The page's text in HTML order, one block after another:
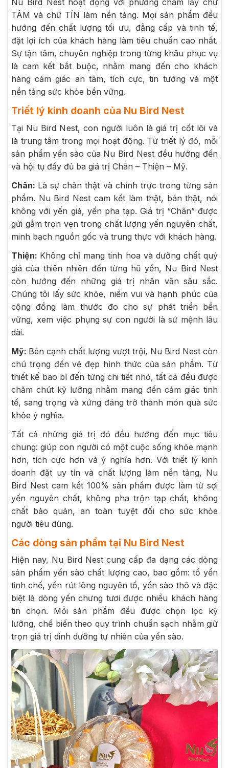
TÂM và chữ TÍN làm nền tảng. Mọi sản phẩm đều
hướng đến chất lượng tối ưu, đẳng cấp và tinh tế,
đặt lợi ích của khách hàng làm tiêu chuẩn cao nhất.
Sự tận tâm, chuyên nghiệp trong từng khâu phục vụ
là cam kết bắt buộc, nhằm mang đến cho khách
hàng cảm giác an tâm, tích cực, tin tưởng và một
nền tảng sức khỏe bền vững.
Triết lý kinh doanh của Nu Bird Nest
Tại Nu Bird Nest, con người luôn là giá trị cốt lõi và
là trung tâm trong mọi hoạt động. Từ triết lý đó, mỗi
sản phẩm yến sào của Nu Bird Nest đều hướng đến
và hội tụ đầy đủ ba giá trị Chân – Thiện – Mỹ.
Chân: Là sự chân thật và chính trực trong từng sản
phẩm. Nu Bird Nest cam kết làm thật, bán thật, nói
không với yến giả, yến pha tạp. Giá trị “Chân” được
gửi gắm trọn vẹn trong chất lượng yến nguyên chất,
minh bạch nguồn gốc và trung thực với khách hàng.
Thiện: Không chỉ mang tinh hoa và dưỡng chất quý
giá của thiên nhiên đến từng hũ yến, Nu Bird Nest
còn hướng đến những giá trị nhân văn sâu sắc.
Chúng tôi lấy sức khỏe, niềm vui và hạnh phúc của
cộng đồng làm thước đo cho sự phát triển bền
vững, xem việc phụng sự con người là sứ mệnh lâu
dài.
Mỹ: Bên cạnh chất lượng vượt trội, Nu Bird Nest còn
chú trọng đến vẻ đẹp hình thức của sản phẩm. Từ
thiết kế bao bì đến từng chi tiết nhỏ, tất cả đều được
chăm chút kỹ lưỡng nhằm mang đến cảm giác tinh
tế, sang trọng và xứng đáng trở thành món quà sức
khỏe ý nghĩa.
Tất cả những giá trị đó đều hướng đến mục tiêu
chung: giúp con người có một cuộc sống khỏe mạnh
hơn, tích cực hơn và ý nghĩa hơn. Với triết lý kinh
doanh đặt uy tín và chất lượng làm nền tảng, Nu
Bird Nest cam kết 100% sản phẩm được làm từ sợi
yến nguyên chất, không pha trộn tạp chất, không
chất bảo quản, an toàn tuyệt đối cho sức khỏe
người tiêu dùng.
Các dòng sản phẩm tại Nu Bird Nest
Hiện nay, Nu Bird Nest cung cấp đa dạng các dòng
sản phẩm yến sào chất lượng cao, bao gồm: tổ yến
tinh chế, yến rút lông nguyên tổ, yến sào thô và đặc
biệt là dòng yến chưng tươi được nhiều khách hàng
tin chọn. Mỗi sản phẩm đều được chọn lọc kỹ
lưỡng, chế biến theo quy trình chuẩn sạch nhằm giữ
trọn giá trị dinh dưỡng tự nhiên của yến sào.